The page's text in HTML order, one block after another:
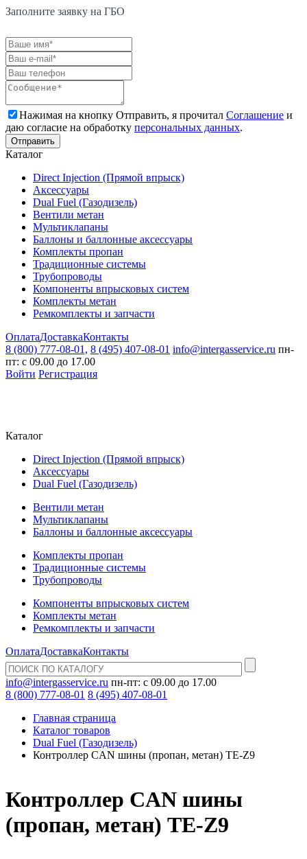
Заполните заявку на ГБО
Нажимая на кнопку Отправить, я прочитал Соглашение и
даю согласие на обработку персональных данных.
Каталог
Direct Injection (Прямой впрыск)
Аксессуары
Dual Fuel (Газодизель)
Вентили метан
Мультиклапаны
Баллоны и баллонные аксессуары
Комплекты пропан
Традиционные системы
Трубопроводы
Компоненты впрысковых систем
Комплекты метан
Ремкомплекты и запчасти
ОплатаДоставкаКонтакты
8 (800) 777-08-01, 8 (495) 407-08-01 info@intergasservice.ru пн-
пт: с 09.00 до 17.00
Войти Регистрация
Каталог
Direct Injection (Прямой впрыск)
Аксессуары
Dual Fuel (Газодизель)
Вентили метан
Мультиклапаны
Баллоны и баллонные аксессуары
Комплекты пропан
Традиционные системы
Трубопроводы
Компоненты впрысковых систем
Комплекты метан
Ремкомплекты и запчасти
ОплатаДоставкаКонтакты
info@intergasservice.ru пн-пт: с 09.00 до 17.00
8 (800) 777-08-01 8 (495) 407-08-01
Главная страница
Каталог товаров
Dual Fuel (Газодизель)
Контроллер CAN шины (пропан, метан) TE-Z9
Контроллер CAN шины
(пропан, метан) TE-Z9